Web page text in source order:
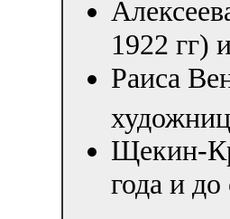
1922 гг)
Раиса
Щекин-
года и